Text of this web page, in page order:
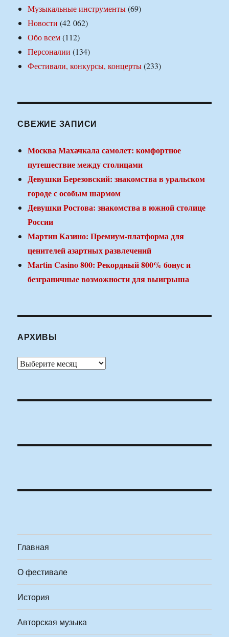
Музыкальные инструменты(69)
Новости (42 062)
Обо всем(112)
Персоналии (134)
Фестивали, конкурсы, концерты(233)
СВЕЖИЕ ЗАПИСИ
Москва Махачкала самолет: комфортное
путешествие между столицами
Девушки Березовский: знакомства в уральском
городе с особым шармом
Девушки Ростова: знакомства в южной столице
России
Мартин Казино: Премиум-платформа для
ценителей азартных развлечений
Martin Casino 800: Рекордный 800% бонус и
безграничные возможности для выигрыша
АРХИВЫ
Архивы
Главная
О фестивале
История
Авторская музыка